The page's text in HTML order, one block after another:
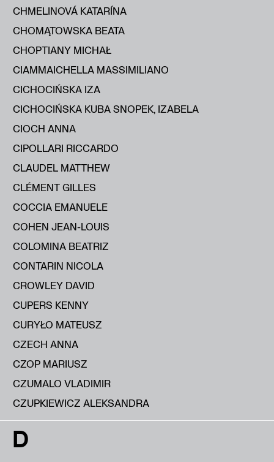
CHMELINOVÁ KATARÍNA
CHOMĄTOWSKA BEATA
CHOPTIANY MICHAŁ
CIAMMAICHELLA MASSIMILIANO
CICHOCIŃSKA IZA
CICHOCIŃSKA KUBA SNOPEK, IZABELA
CIOCH ANNA
CIPOLLARI RICCARDO
CLAUDEL MATTHEW
CLÉMENT GILLES
COCCIA EMANUELE
COHEN JEAN-LOUIS
COLOMINA BEATRIZ
CONTARIN NICOLA
CROWLEY DAVID
CUPERS KENNY
CURYŁO MATEUSZ
CZECH ANNA
CZOP MARIUSZ
CZUMALO VLADIMIR
CZUPKIEWICZ ALEKSANDRA
D